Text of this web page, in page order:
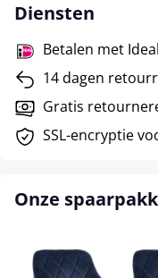
Diensten
Betalen met Ideal
14 dagen
Gratis
SSL-encryptie
Onze